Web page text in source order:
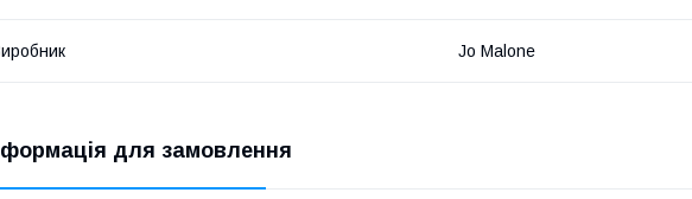
Jo Malone
для замовлення